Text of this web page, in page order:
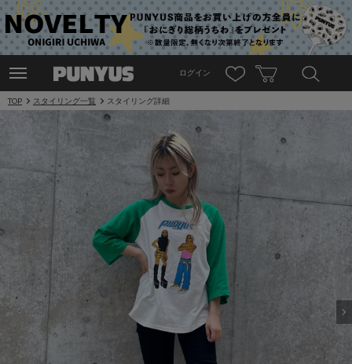
ログイン
TOP スタイリング一覧 スタイリング詳細